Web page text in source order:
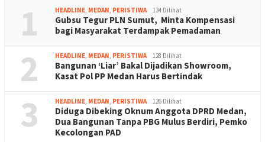
1 HEADLINE, MEDAN, PERISTIWA 134 Dilihat
Gubsu Tegur PLN Sumut, Minta Kompensasi
bagi Masyarakat Terdampak Pemadaman
2 HEADLINE, MEDAN, PERISTIWA 128 Dilihat
Bangunan ‘Liar’ Bakal Dijadikan Showroom,
Kasat Pol PP Medan Harus Bertindak
3 HEADLINE, MEDAN, PERISTIWA 126 Dilihat
Diduga Dibeking Oknum Anggota DPRD Medan,
Dua Bangunan Tanpa PBG Mulus Berdiri, Pemko
Kecolongan PAD